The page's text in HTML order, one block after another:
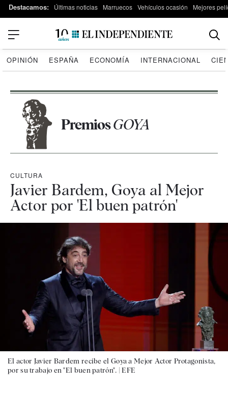
Destacamos: Últimas noticias Marruecos Vehículos ocasión Mejores
OPINIÓN ESPAÑA ECONOMÍA INTERNACIONAL
PremiosGOYA
CULTURA
Javier Bardem, Goya al Mejor
Actor por 'El buen patrón'
El actor Javier Bardem recibe el Goya a Mejor Actor Protagonista,
por su trabajo en "El buen patrón". |EFE